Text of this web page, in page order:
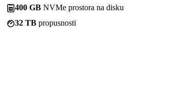
400 GB NVMe prostora na disku
32 TB propusnosti